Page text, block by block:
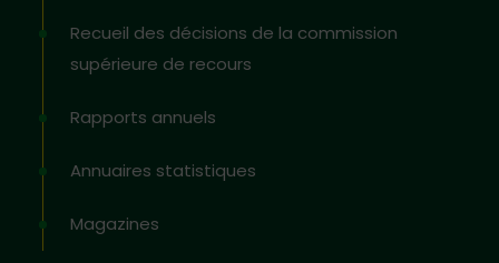
Recueil des décisions de la commission
supérieure de recours
Rapports annuels
Annuaires statistiques
Magazines